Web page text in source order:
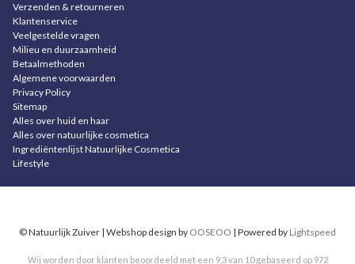
Verzenden & retourneren
Klantenservice
Veelgestelde vragen
Milieu en duurzaamheid
Betaalmethoden
Algemene voorwaarden
Privacy Policy
Sitemap
Alles over huid en haar
Alles over natuurlijke cosmetica
Ingrediëntenlijst Natuurlijke Cosmetica
Lifestyle
© Natuurlijk Zuiver | Webshop design by OOSEOO | Powered by Lightspeed
Wij worden door klanten beoordeeld met een 9,3van 10gebaseerd op 972